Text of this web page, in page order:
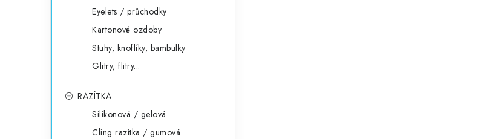
Eyelets / průchodky
Kartonové ozdoby
Stuhy, knoflíky, bambulky
Glitry, flitry...
RAZÍTKA
Silikonová / gelová
Cling razítka / gumová